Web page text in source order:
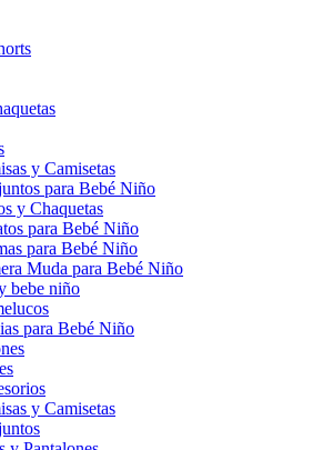
y Camisetas
para Bebé Niño
y Chaquetas
para Bebé Niño
para Bebé Niño
Muda para Bebé Niño
bebe niño
para Bebé Niño
y Camisetas